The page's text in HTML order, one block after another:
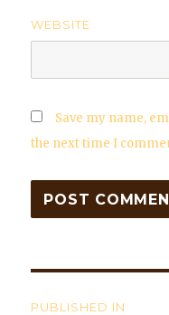
WEBSITE
Save my name,
the next time I
PUBLISHED IN